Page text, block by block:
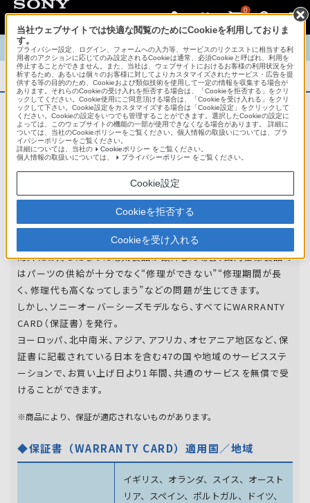
0
TOP 商品概要 商品情報 English 中文
商品概要
アフターサービス
オーバーシーズモデルは、いろいろな国
地域で共通の保証を実施しています。
世界47の国や地域で共通の保証サービスを実施し
ています。
海外にお持ちになった電気製品が故障した場合、国内仕様製品で
はパーツの供給が十分でなく“修理ができない”“修理期間が長
く、修理代も高くなってしまう”などの問題が生じてきます。
しかし、ソニーオーバーシーズモデルなら、すべてにWARRANTY
CARD（保証書）を発行。
ヨーロッパ、北中南米、アジア、アフリカ、オセアニア地区など、保
証書に記載されている日本を含む47の国や地域のサービスステ
ーションで、お買い上げ日より1年間、共通のサービスを無償で受
けることができます。
※商品により、保証が適応されないものがあります。
◆保証書（WARRANTY CARD）適用国／地域
イギリス、オランダ、スイス、オースト
リア、スペイン、 ポルトガル、ドイツ、
当社ウェブサイトでは快適な閲覧のためにCookieを利用しておりま
す。
プライバシー設定、ログイン、フォームへの入力等、サービスのリクエストに相当する利
用者のアクションに応じてのみ設定されるCookieは通常、必須Cookieと呼ばれ、利用を
停止することができません。また、当社は、ウェブサイトにおけるお客様の利用状況を分
析するため、あるいは個々のお客様に対してよりカスタマイズされたサービス・広告を提
供する等の目的のため、Cookieおよび類似技術を使用して一定の情報を収集する場合が
あります。それらのCookieの受け入れを拒否する場合は、「Cookieを拒否する」をクリ
ックしてください。Cookie使用にご同意頂ける場合は、「Cookieを受け入れる」をクリ
ックして下さい。Cookie設定をカスタマイズする場合は「Cookie設定」をクリックして
ください。Cookieの設定をいつでも管理することができます。選択したCookieの設定に
よっては、このウェブサイトの機能の一部が使用できなくなる場合があります。 詳細に
ついては、当社のCookieポリシーをご覧ください。個人情報の取扱いについては、プラ
イバシーポリシーをご覧ください。
詳細については、当社の
Cookieポリシー をご覧ください。
個人情報の取扱いについては、
プライバシーポリシー をご覧ください。
Cookie設定
Cookieを拒否する
Cookieを受け入れる